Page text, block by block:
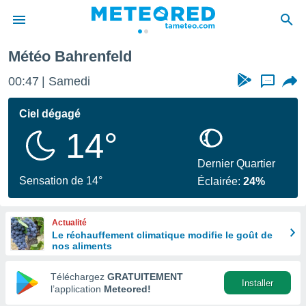
de
en
Météo Bahrenfeld
00:47 Samedi ...
Ciel dégagé
14°
Sensation de 14°
Dernier Quartier
Éclairée:24%
Actualité
Le réchauffement climatique modifie le goût de
nos aliments
Téléchargez GRATUITEMENT
l’application Meteored!
Installer